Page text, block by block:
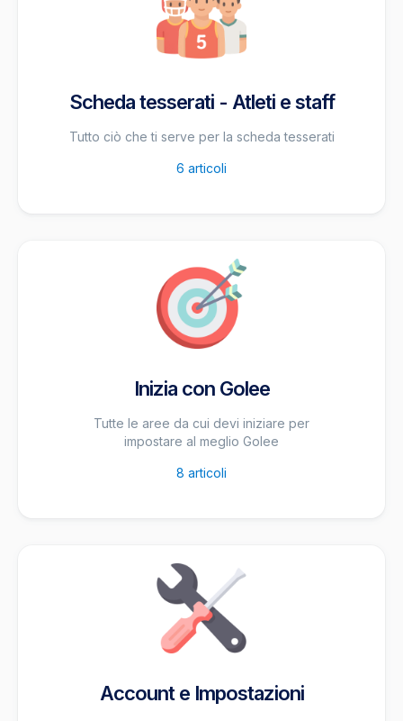
Scheda tesserati - Atleti e staff
Tutto ciò che ti serve per la scheda tesserati
6 articoli
Inizia con Golee
Tutte le aree da cui devi iniziare per
impostare al meglio Golee
8 articoli
Account e Impostazioni